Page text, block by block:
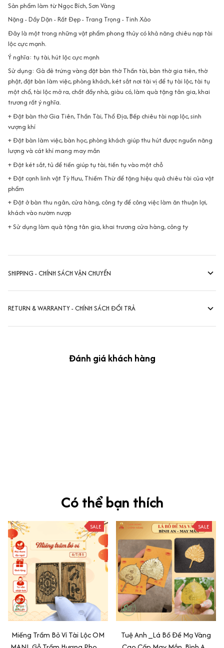
Sản phẩm làm từ Ngọc Bích, Sơn Vàng
Nặng - Dầy Dặn - Rất Đẹp - Trang Trọng - Tinh Xảo
Đây là một trong những vật phẩm phong thủy có khả năng chiêu nạp tài
lộc cực mạnh.
Ý nghĩa: tụ tài, hút lộc cực mạnh
Sử dụng: Gà đẻ trứng vàng đặt bàn thờ Thần tài, bàn thờ gia tiên, thờ
phật, đặt bàn làm việc, phòng khách, két sắt nơi tài vị để tụ tài lộc, tài tụ
một chổ, tài lộc mở ra, chất đầy nhà, giàu có, làm quà tặng tân gia, khai
trương rất ý nghĩa.
+ Đặt bàn thờ Gia Tiên, Thần Tài, Thổ Địa, Bếp chiêu tài nạp lộc, sinh
vượng khí
+ Đặt bàn làm việc, bàn học, phòng khách giúp thu hút được nguồn năng
lượng và cát khí mang may mắn
+ Đặt két sắt, tủ để tiền giúp tụ tài, tiền tụ vào một chỗ
+ Đặt cạnh linh vật Tỳ Hưu, Thiềm Thừ để tặng hiệu quả chiêu tài của vật
phẩm
+ Đặt ở bàn thu ngân, cửa hàng, công ty để công việc làm ăn thuận lợi,
khách vào nườm nượp
+ Sử dụng làm quà tặng tân gia, khai trương cửa hàng, công ty
SHIPPING - CHÍNH SÁCH VẬN CHUYỂN
RETURN & WARRANTY - CHÍNH SÁCH ĐỔI TRẢ
Đánh giá khách hàng
Có thể bạn thích
SALE
Miếng Trầm Bỏ Ví Tài Lộc OM
SALE
Tuệ Anh _Lá Bồ Đề Mạ Vàng